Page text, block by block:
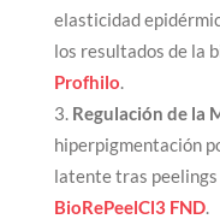
elasticidad
los resultados de la
Profhilo.
Regulación de la
hiperpigmentación
latente tras
BioRePeelCl3 FND.